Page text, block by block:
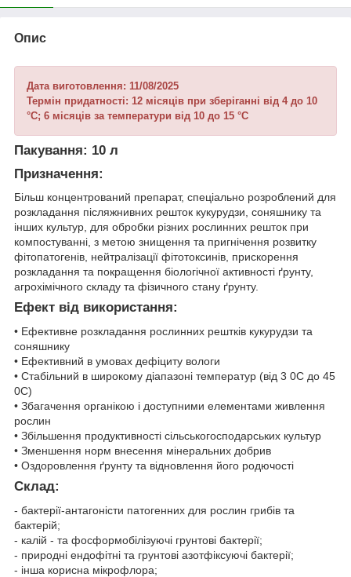
Опис
Дата виготовлення: 11/08/2025
Термін придатності: 12 місяців при зберіганні від 4 до 10
°С; 6 місяців за температури від 10 до 15 °C
Пакування: 10 л
Призначення:
Більш концентрований препарат, спеціально розроблений для
розкладання післяжнивних решток кукурудзи, соняшнику та
інших культур, для обробки різних рослинних решток при
компостуванні, з метою знищення та пригнічення розвитку
фітопатогенів, нейтралізації фітотоксинів, прискорення
розкладання та покращення біологічної активності ґрунту,
агрохімічного складу та фізичного стану ґрунту.
Ефект від використання:
• Ефективне розкладання рослинних рештків кукурудзи та
соняшнику
• Ефективний в умовах дефіциту вологи
• Стабільний в широкому діапазоні температур (від 3 0С до 45
0С)
• Збагачення органікою і доступними елементами живлення
рослин
• Збільшення продуктивності сільськогосподарських культур
• Зменшення норм внесення мінеральних добрив
• Оздоровлення ґрунту та відновлення його родючості
Склад:
- бактерії-антагоністи патогенних для рослин грибів та
бактерій;
- калій - та фосформобілізуючі грунтові бактерії;
- природні ендофітні та грунтові азотфіксуючі бактерії;
- інша корисна мікрофлора;